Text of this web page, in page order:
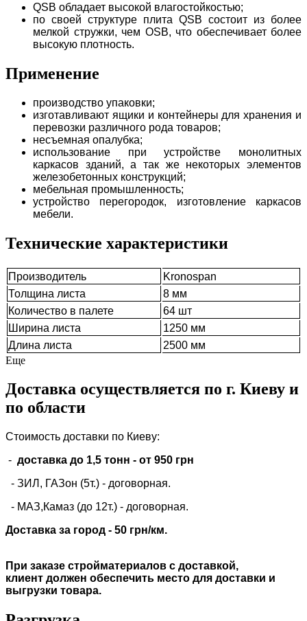
QSB обладает высокой влагостойкостью;
по своей структуре плита QSB состоит из более
мелкой стружки, чем OSB, что обеспечивает более
высокую плотность.
Применение
производство упаковки;
изготавливают ящики и контейнеры для хранения и
перевозки различного рода товаров;
несъемная опалубка;
использование при устройстве монолитных
каркасов зданий, а так же некоторых элементов
железобетонных конструкций;
мебельная промышленность;
устройство перегородок, изготовление каркасов
мебели.
Технические характеристики
Производитель
Kronospan
Толщина листа
8 мм
Количество в палете
64 шт
Ширина листа
1250 мм
Длина листа
2500 мм
Еще
Доставка осуществляется по г. Киеву и
по области
Стоимость доставки по Киеву:
- доставка до 1,5 тонн - от 950 грн
- ЗИЛ, ГАЗон (5т.) - договорная.
- МАЗ,Камаз (до 12т.) - договорная.
Доставка за город - 50 грн/км.
При заказе стройматериалов с доставкой,
клиент должен обеспечить место для доставки и
выгрузки товара.